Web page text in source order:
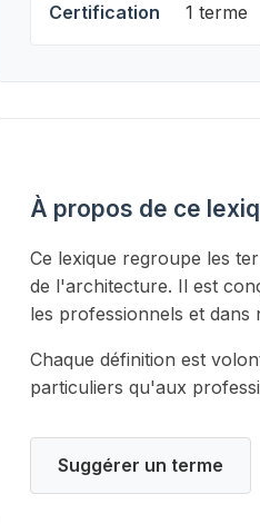
Certification 1 terme
À propos de ce
Ce lexique regroupe les
de l'architecture. Il est
les professionnels et dans
Chaque définition est
particuliers qu'aux
Suggérer un terme